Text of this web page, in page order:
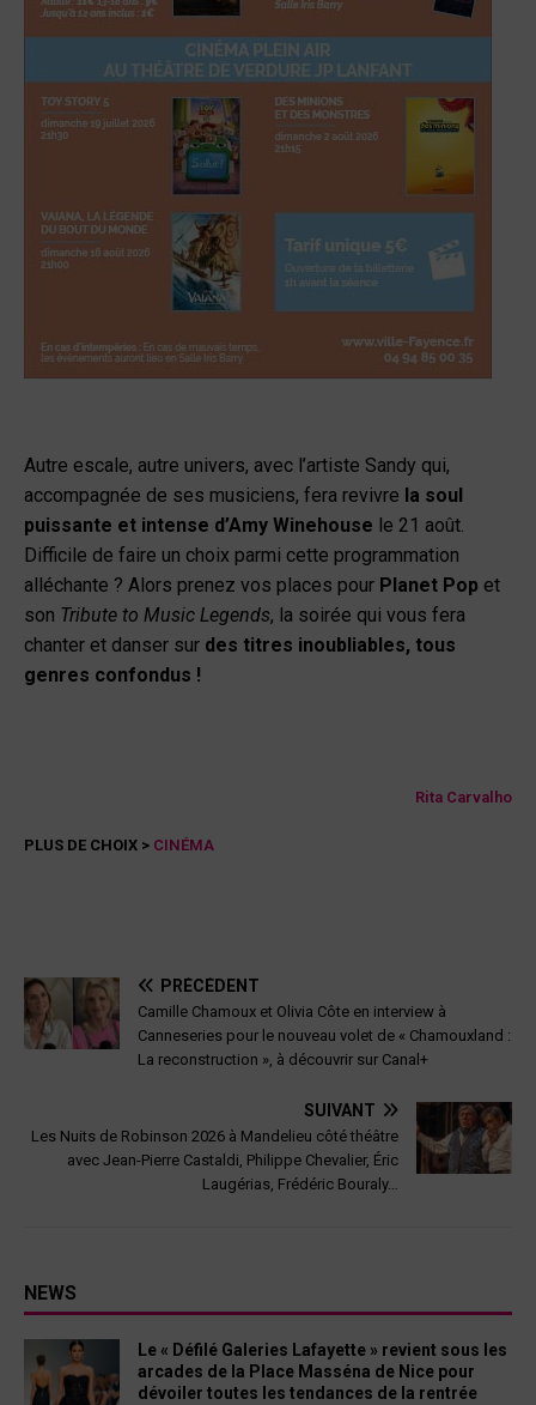
Autre escale, autre univers, avec l’artiste Sandy qui,
accompagnée de ses musiciens, fera revivre la soul
puissante et intense d’Amy Winehouse le 21 août.
Difficile de faire un choix parmi cette programmation
alléchante ? Alors prenez vos places pour Planet Pop et
son Tribute to Music Legends, la soirée qui vous fera
chanter et danser sur des titres inoubliables, tous
genres confondus !
Rita Carvalho
PLUS DE CHOIX > CINÉMA
PRÉCÉDENT
Camille Chamoux et Olivia Côte en interview à
Canneseries pour le nouveau volet de « Chamouxland :
La reconstruction », à découvrir sur Canal+
SUIVANT
Les Nuits de Robinson 2026 à Mandelieu côté théâtre
avec Jean-Pierre Castaldi, Philippe Chevalier, Éric
Laugérias, Frédéric Bouraly…
NEWS
Le « Défilé Galeries Lafayette » revient sous les
arcades de la Place Masséna de Nice pour
dévoiler toutes les tendances de la rentrée